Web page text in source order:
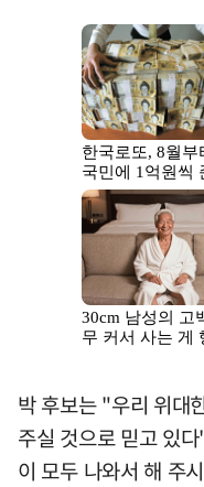
박 후보는 "우리 위대
주실 것으로 믿고 있
이 모두 나와서 해 주